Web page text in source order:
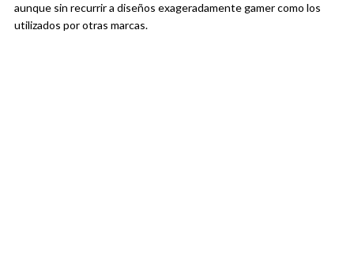
aunque sin recurrir a diseños exageradamente gamer como los
utilizados por otras marcas.